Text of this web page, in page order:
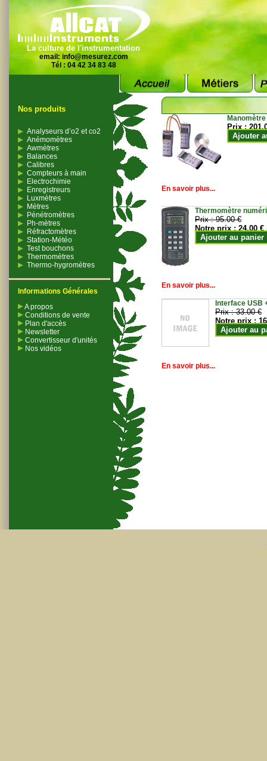
La culture de l'instrumentation
email: info@mesurez.com
Tél : 04 42 34 83 48
Nos produits
Analyseurs d’o2 et co2
Anémomètres
Awmètres
Balances
Calibres
Compteurs à main
Electrochimie
Enregistreurs
Luxmètres
Mètres
Pénétromètres
Ph-mètres
Réfractomètres
Station-Météo
Test bouchons
Thermomètres
Thermo-hygromètres
Informations Générales
A propos
Conditions de vente
Plan d'accès
Newsletter
Convertisseur d'unités
Nos vidéos
Prix :
Ajouter
En savoir plus...
Thermomètre
Prix :95.00 €
Notre prix :24.00 €
Ajouter au panier
En savoir plus...
Interface USB
Prix :33.00 €
Notre prix :
Ajouter au
En savoir plus...